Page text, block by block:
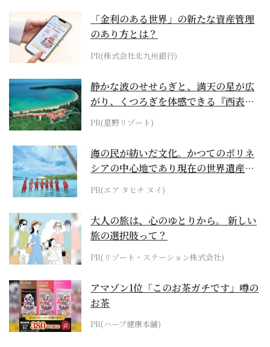
「金利のある世界」の新たな資産管理
のあり方とは？
PR(株式会社北九州銀行)
静かな波のせせらぎと、満天の星が広
がり、くつろぎを体感できる『西表島
ホテル by...
PR(星野リゾート)
海の民が紡いだ文化。かつてのポリネ
シアの中心地であり現在の世界遺産か
らみえてくる...
PR(エア タヒチ ヌイ)
大人の旅は、心のゆとりから。 新しい
旅の選択肢って？
PR(リゾート・ステーション株式会社)
アマゾン1位「このお茶ガチです」噂の
お茶
PR(ハーブ健康本舗)